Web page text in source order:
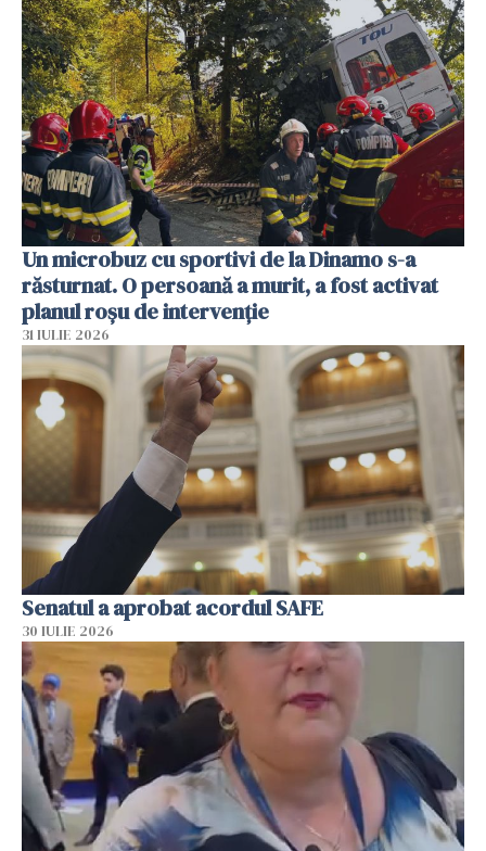
Un microbuz cu sportivi de la Dinamo s-a
răsturnat. O persoană a murit, a fost activat
planul roșu de intervenție
31 IULIE 2026
Senatul a aprobat acordul SAFE
30 IULIE 2026